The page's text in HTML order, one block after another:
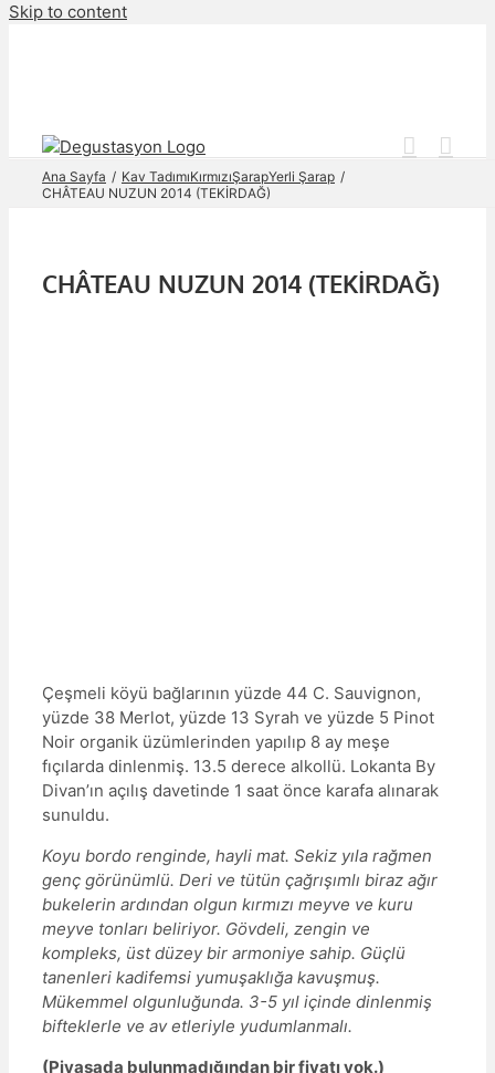
Skip to content
Ana Sayfa Kav TadımıKırmızıŞarapYerli Şarap
CHÂTEAU NUZUN 2014 (TEKİRDAĞ)
CHÂTEAU NUZUN 2014 (TEKİRDAĞ)
Çeşmeli köyü bağlarının yüzde 44 C. Sauvignon,
yüzde 38 Merlot, yüzde 13 Syrah ve yüzde 5 Pinot
Noir organik üzümlerinden yapılıp 8 ay meşe
fıçılarda dinlenmiş. 13.5 derece alkollü. Lokanta By
Divan’ın açılış davetinde 1 saat önce karafa alınarak
sunuldu.
Koyu bordo renginde, hayli mat. Sekiz yıla rağmen
genç görünümlü. Deri ve tütün çağrışımlı biraz ağır
bukelerin ardından olgun kırmızı meyve ve kuru
meyve tonları beliriyor. Gövdeli, zengin ve
kompleks, üst düzey bir armoniye sahip. Güçlü
tanenleri kadifemsi yumuşaklığa kavuşmuş.
Mükemmel olgunluğunda. 3-5 yıl içinde dinlenmiş
bifteklerle ve av etleriyle yudumlanmalı.
(Piyasada bulunmadığından bir fiyatı yok.)